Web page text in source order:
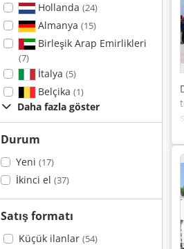
Hollanda (24)
Almanya (15)
Birleşik Arap Emirlikleri
(7)
İtalya (5)
Belçika (1)
Daha fazla göster
Durum
Yeni (17)
İkinci el (37)
Satış formatı
Küçük ilanlar (54)